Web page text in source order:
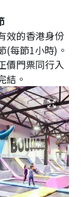
效的香港身份
(每節1小時)。
價門票同行入
結。